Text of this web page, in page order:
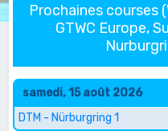
Prochaines courses
GTWC Europe,
samedi, 15 août 2026
DTM - Nürburgring 1